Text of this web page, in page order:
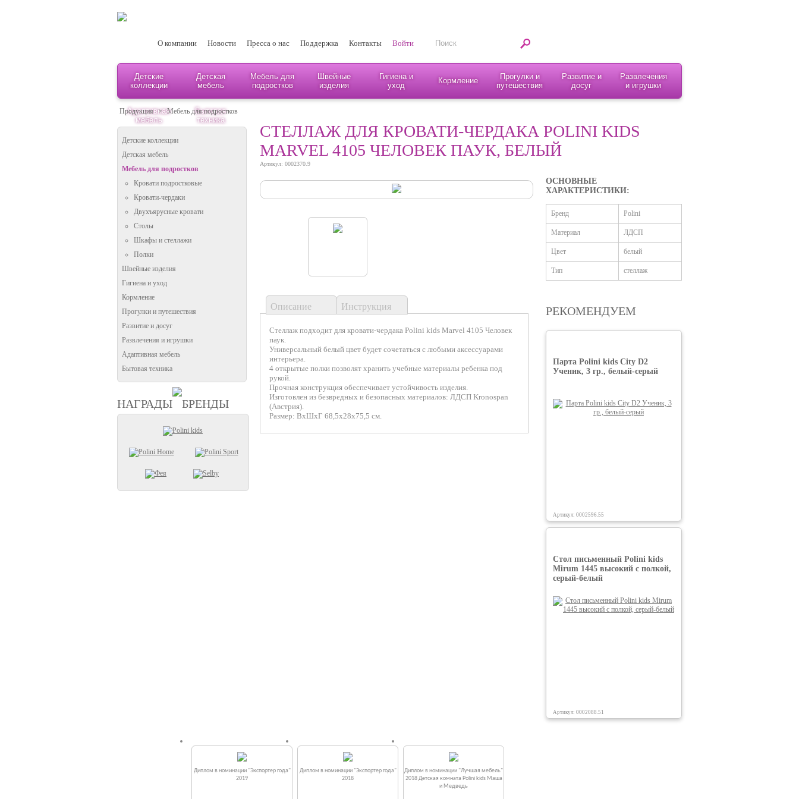
О компании Новости Пресса о нас Поддержка Контакты Войти
Детские
коллекции
Детская
мебель
Мебель для
подростков
Швейные
изделия
Гигиена и
уход
Кормление
Прогулки и
путешествия
Развитие и
досуг
Развлечения
и игрушки
Адаптивная
мебель
Бытовая
техника
Продукция > Мебель для подростков
Детские коллекции
Детская мебель
Мебель для подростков
Кровати подростковые
Кровати-чердаки
Двухъярусные кровати
Столы
Шкафы и стеллажи
Полки
Швейные изделия
Гигиена и уход
Кормление
Прогулки и путешествия
Развитие и досуг
Развлечения и игрушки
Адаптивная мебель
Бытовая техника
НАГРАДЫ БРЕНДЫ
СТЕЛЛАЖ ДЛЯ КРОВАТИ-ЧЕРДАКА POLINI KIDS
MARVEL 4105 ЧЕЛОВЕК ПАУК, БЕЛЫЙ
Артикул: 0002370.9
Описание Инструкция
Стеллаж подходит для кровати-чердака Polini kids Marvel 4105 Человек
паук.
Универсальный белый цвет будет сочетаться с любыми аксессуарами
интерьера.
4 открытые полки позволят хранить учебные материалы ребенка под
рукой.
Прочная конструкция обеспечивает устойчивость изделия.
Изготовлен из безвредных и безопасных материалов: ЛДСП Kronospan
(Австрия).
Размер: ВхШхГ 68,5х28х75,5 см.
ОСНОВНЫЕ
ХАРАКТЕРИСТИКИ:
Бренд Polini
Материал ЛДСП
Цвет белый
Тип стеллаж
РЕКОМЕНДУЕМ
Парта Polini kids City D2
Ученик, 3 гр., белый-серый
Артикул: 0002596.55
Стол письменный Polini kids
Mirum 1445 высокий с полкой,
серый-белый
Артикул: 0002088.51
Диплом в номинации "Экспортер года"
2019
Диплом в номинации "Экспортер года"
2018
Диплом в номинации "Лучшая мебель"
2018 Детская комната Polini kids Маша
и Медведь